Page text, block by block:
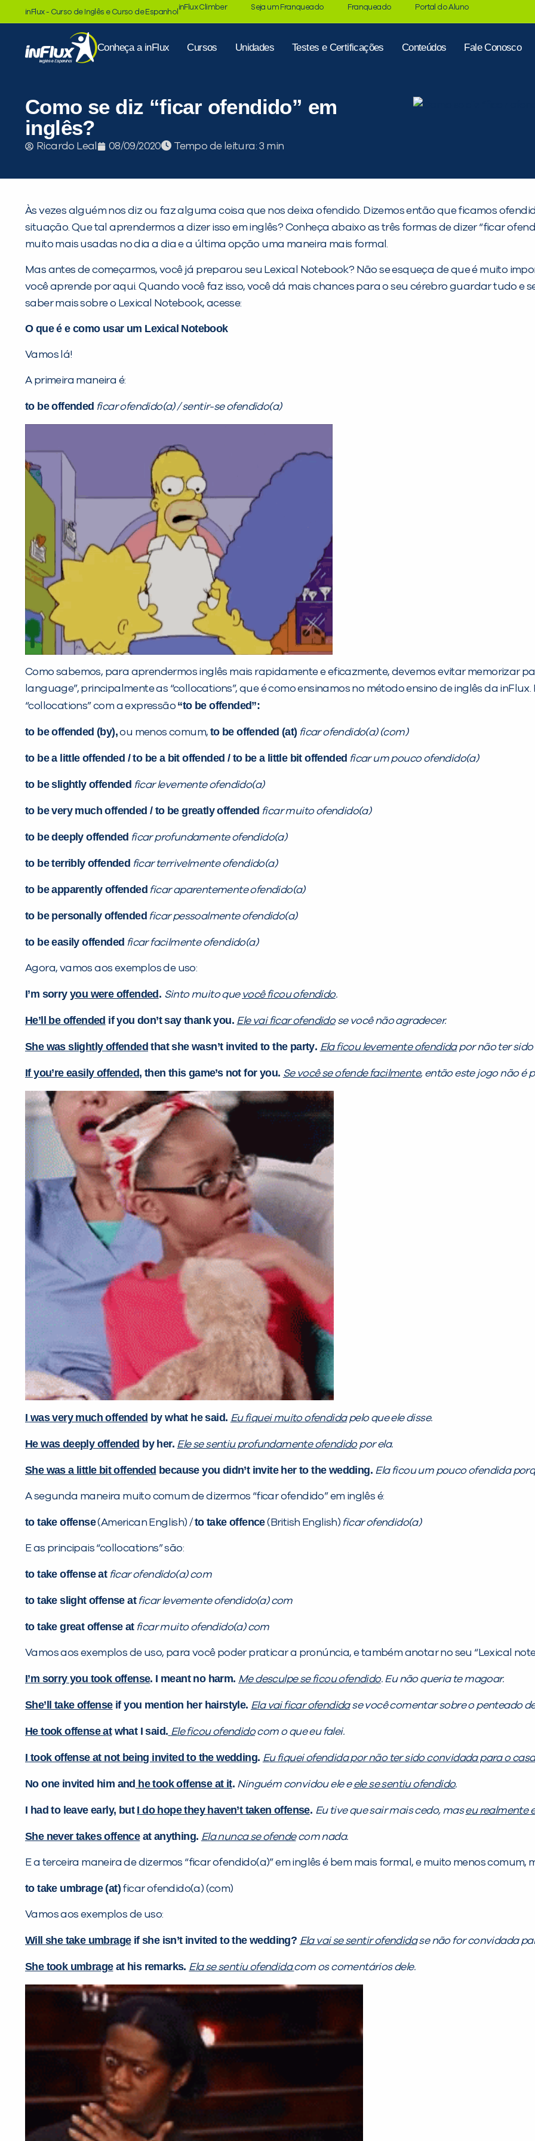
inFlux - Curso de Inglês e Curso de Espanhol
inFlux Climber Seja um Franqueado Franqueado Portal do Aluno
Conheça a inFlux Cursos Unidades Testes e Certificações Conteúdos Fale Conosco
Como se diz “ficar ofendido” em
inglês?
Ricardo Leal 08/09/2020 Tempo de leitura:
Às vezes alguém nos diz ou faz alguma coisa que nos deixa ofendido. Dizemos então que ficamos
situação. Que tal aprendermos a dizer isso em inglês? Conheça abaixo as três formas de dizer “ficar
muito mais usadas no dia a dia e a última opção uma maneira mais formal.
Mas antes de começarmos, você já preparou seu Lexical Notebook? Não se esqueça de que é muito
você aprende por aqui. Quando você faz isso, você dá mais chances para o seu cérebro guardar tudo e
saber mais sobre o Lexical Notebook, acesse:
O que é e como usar um Lexical Notebook
Vamos lá!
A primeira maneira é:
to be offended ficar ofendido(a) / sentir-se ofendido(a)
Como sabemos, para aprendermos inglês mais rapidamente e eficazmente, devemos evitar memorizar
language”, principalmente as “collocations”, que é como ensinamos no método ensino de inglês da
“collocations” com a expressão “to be offended”:
to be offended (by),ou menos comum, to be offended (at) ficar ofendido(a) (com)
to be a little offended / to be a bit offended / to be a little bit offended ficar um pouco ofendido(a)
to be slightly offended ficar levemente ofendido(a)
to be very much offended / to be greatly offended ficar muito ofendido(a)
to be deeply offended ficar profundamente ofendido(a)
to be terribly offended ficar terrivelmente ofendido(a)
to be apparently offended ficar aparentemente ofendido(a)
to be personally offended ficar pessoalmente ofendido(a)
to be easily offended ficar facilmente ofendido(a)
Agora, vamos aos exemplos de uso:
I’m sorryyou were offended . Sinto muito que você ficou ofendido.
He’ll be offended if you don’t say thank you. Ele vai ficar ofendidose você não agradecer.
She was slightly offended that she wasn’t invited to the party. Ela ficou levemente ofendidapor não ter
If you’re easily offended, then this game’s not for you. Se você se ofende facilmente, então este jogo não é
I was very much offended by what he said. Eu fiquei muito ofendidapelo que ele disse.
He was deeply offended by her. Ele se sentiu profundamente ofendidopor ela.
She was a little bit offended because you didn’t invite her to the wedding. Ela ficou um pouco ofendida
A segunda maneira muito comum de dizermos “ficar ofendido” em inglês é:
to take offense(American English) /to take offence(British English) ficar ofendido(a)
E as principais “collocations” são:
to take offense at ficar ofendido(a) com
to take slight offense at ficar levemente ofendido(a) com
to take great offense at ficar muito ofendido(a) com
Vamos aos exemplos de uso, para você poder praticar a pronúncia, e também anotar no seu “Lexical
I’m sorry you took offense. I meant no harm. Me desculpe se ficou ofendido. Eu não queria te magoar.
She’ll take offenseif you mention her hairstyle. Ela vai ficar ofendidase você comentar sobre o penteado
He took offense atwhat I said. Ele ficou ofendidocom o que eu falei.
I took offense at not being invited to the wedding. Eu fiquei ofendidapor não ter sido convidada para o
No one invited him and he took offense at it. Ninguém convidou ele eele se sentiu ofendido.
I had to leave early, but I do hope they haven’t taken offense. Eu tive que sair mais cedo, maseu realmente
She never takes offenceat anything. Ela nunca se ofendecom nada.
E a terceira maneira de dizermos “ficar ofendido(a)” em inglês é bem mais formal, e muito menos
to take umbrage (at) ficar ofendido(a) (com)
Vamos aos exemplos de uso:
Will she take umbrageif she isn’t invited to thewedding? Ela vai se sentir ofendidase não for convidada
She took umbrageat his remarks. Ela se sentiu ofendidacom os comentários dele.